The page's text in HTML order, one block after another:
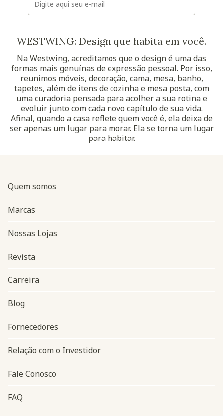
WESTWING: Design que habita em você.
Na Westwing, acreditamos que o design é uma das
formas mais genuínas de expressão pessoal. Por isso,
reunimos móveis, decoração, cama, mesa, banho,
tapetes, além de itens de cozinha e mesa posta, com
uma curadoria pensada para acolher a sua rotina e
evoluir junto com cada novo capítulo de sua vida.
Afinal, quando a casa reflete quem você é, ela deixa de
ser apenas um lugar para morar. Ela se torna um lugar
para habitar.
Navegação do rodapé
Quem somos
Marcas
Nossas Lojas
Revista
Carreira
Blog
Fornecedores
Relação com o Investidor
Fale Conosco
FAQ